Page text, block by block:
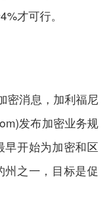
才可行。
密消息，加利福尼
发布加密业务规
早开始为加密和区
之一，目标是促